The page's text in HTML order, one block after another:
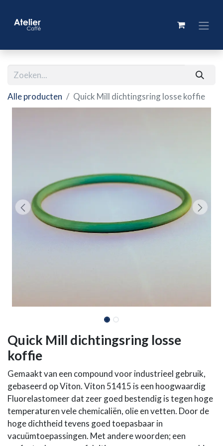
Alle producten Quick Mill dichtingsring losse koffie
Quick Mill dichtingsring losse
koffie
Gemaakt van een compound voor industrieel gebruik,
gebaseerd op Viton. Viton 51415 is een hoogwaardig
Fluorelastomeer dat zeer goed bestendig is tegen hoge
temperaturen vele chemicaliën, olie en vetten. Door de
hoge dichtheid tevens goed toepasbaar in
vacuümtoepassingen. Met andere woorden; een